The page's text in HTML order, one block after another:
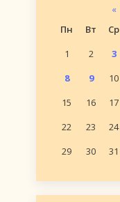
«
Пн
Вт Ср
1
2 3
8
9 10
15
16 17
22
23 24
29
30 31